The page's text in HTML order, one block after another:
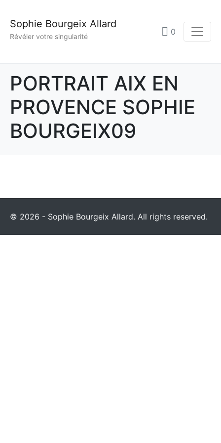
Sophie Bourgeix Allard
Révéler votre singularité 0
PORTRAIT AIX EN
PROVENCE SOPHIE
BOURGEIX09
© 2026 - Sophie Bourgeix Allard. All rights reserved.